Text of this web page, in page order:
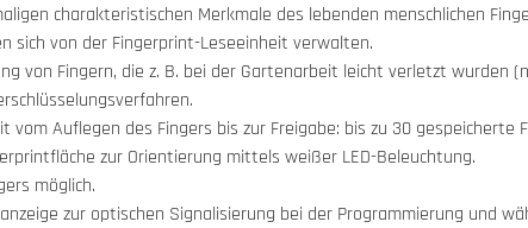
charakteristischen Merkmale des lebenden menschlichen
sich von der Fingerprint-Leseeinheit verwalten.
von Fingern, die z. B. bei der Gartenarbeit leicht verletzt wurden
vom Auflegen des Fingers bis zur Freigabe: bis zu 30 gespeicherte
zur Orientierung mittels weißer LED-Beleuchtung.
möglich.
zur optischen Signalisierung bei der Programmierung und